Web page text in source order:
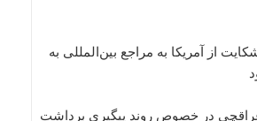
از آمریکا به مراجع بین‌المللی به
در خصوص روند پیگیری برداشت